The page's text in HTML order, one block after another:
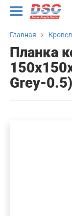
Главная
Планка
Grey-0.5)